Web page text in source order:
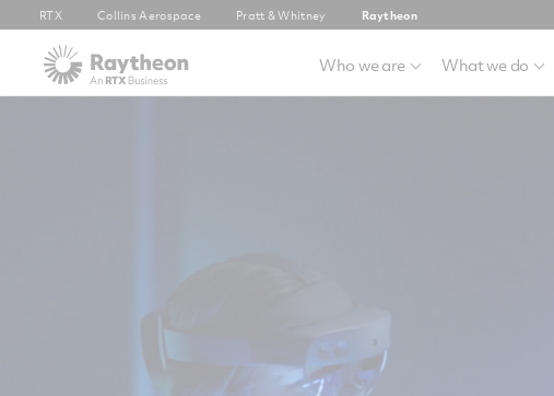
RTX Collins Aerospace Pratt & Whitney Raytheon
Who we are What we do